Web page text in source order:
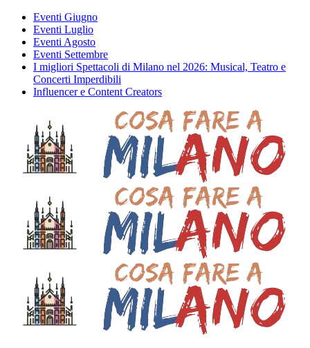
Eventi Giugno
Eventi Luglio
Eventi Agosto
Eventi Settembre
I migliori Spettacoli di Milano nel 2026: Musical, Teatro e
Concerti Imperdibili
Influencer e Content Creators